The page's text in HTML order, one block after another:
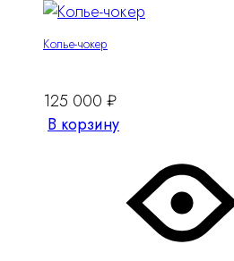
Колье-чокер
125 000 ₽
В корзину